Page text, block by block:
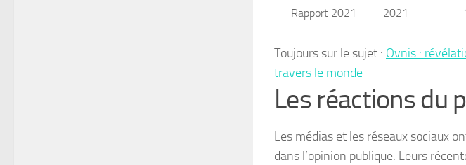
Rapport 2021 2021
Toujours sur le sujet : Ovnis :
travers le monde
Les réactions du
Les médias et les réseaux sociaux
dans l’opinion publique. Leurs